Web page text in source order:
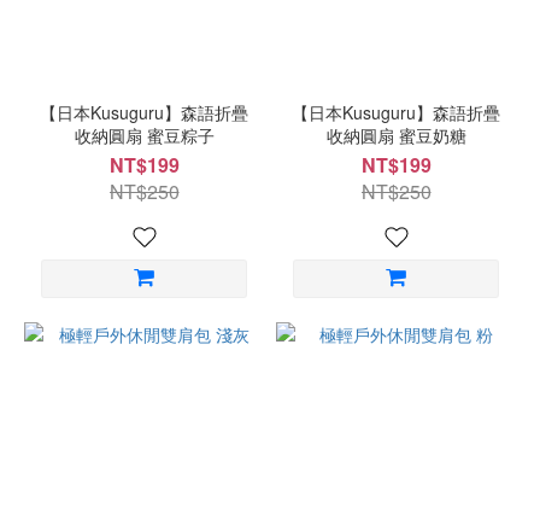
【日本Kusuguru】森語折疊
收納圓扇 蜜豆粽子
NT$199
NT$250
【日本Kusuguru】森語折疊
收納圓扇 蜜豆奶糖
NT$199
NT$250